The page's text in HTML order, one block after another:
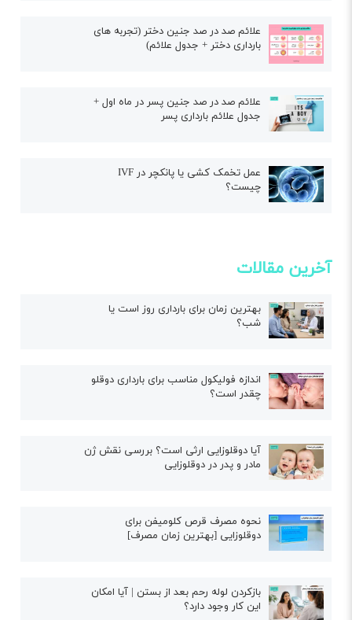
علائم صد در صد جنین دختر (تجربه های
بارداری دختر + جدول علائم)
علائم صد در صد جنین پسر در ماه اول +
جدول علائم بارداری پسر
عمل تخمک کشی یا پانکچر در IVF
چیست؟
آخرین مقالات
بهترین زمان برای بارداری روز است یا
شب؟
اندازه فولیکول مناسب برای بارداری دوقلو
چقدر است؟
آیا دوقلوزایی ارثی است؟ بررسی نقش ژن
مادر و پدر در دوقلوزایی
نحوه مصرف قرص کلومیفن برای
دوقلوزایی [بهترین زمان مصرف]
بازکردن لوله رحم بعد از بستن | آیا امکان
این کار وجود دارد؟